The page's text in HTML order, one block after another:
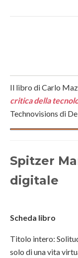
Il libro di Carlo
critica della
Technovisions di
Spitzer
digitale
Scheda libro
Titolo intero:
solo di una vita